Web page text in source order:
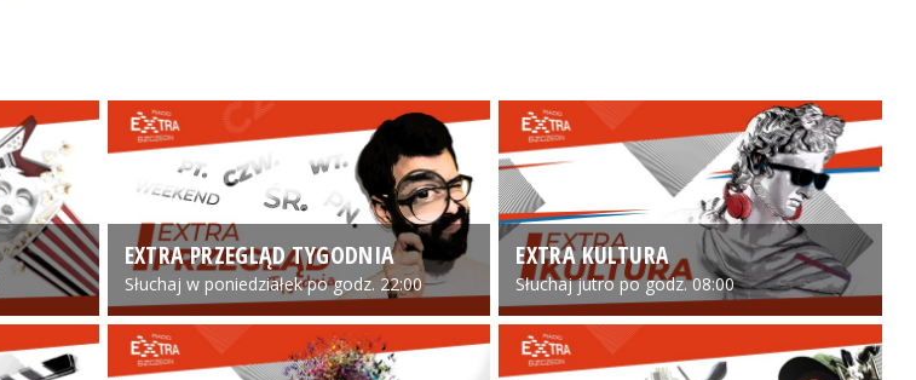
EXTRA PRZEGLĄD TYGODNIA
Słuchaj w poniedziałek po godz. 22:00
EXTRA KULTURA
Słuchaj jutro po godz. 08:00